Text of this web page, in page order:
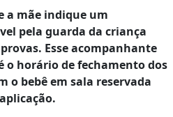
a mãe indique um
pela guarda da criança
Esse acompanhante
o horário de fechamento dos
o bebê em sala reservada